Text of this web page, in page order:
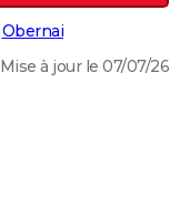
Obernai
Mise à jour le 07/07/26